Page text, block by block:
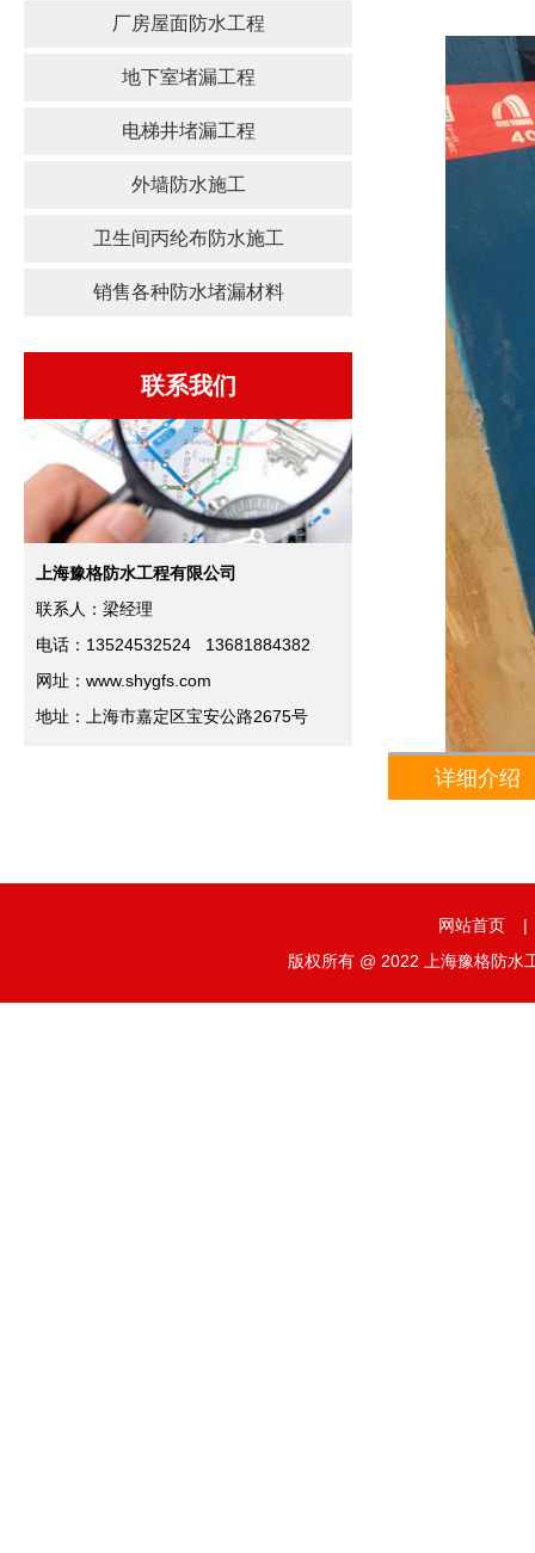
厂房屋面防水工程
地下室堵漏工程
电梯井堵漏工程
外墙防水施工
卫生间丙纶布防水施工
销售各种防水堵漏材料
联系我们
上海豫格防水工程有限公司
联系人：梁经理
电话：13524532524 13681884382
网址：www.shygfs.com
地址：上海市嘉定区宝安公路2675号
详细介绍
网站首页
|
版权所有 @ 2022 上海豫格防水